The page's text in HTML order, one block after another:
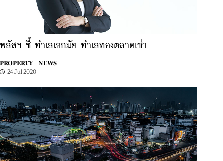
พลัสฯ ชี้ ทำเลเอกมัย ทำเลทองตลาดเช่า
PROPERTY |
NEWS
24 Jul 2020